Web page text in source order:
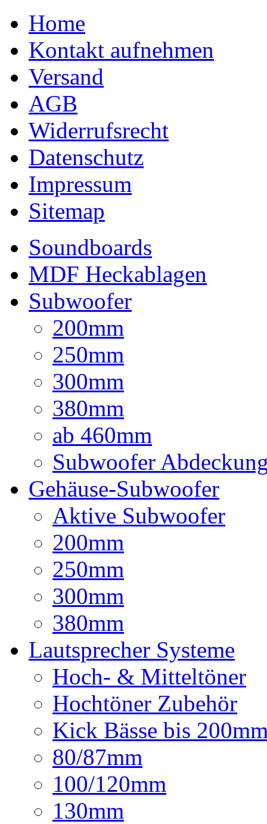
Home
Kontakt aufnehmen
Versand
AGB
Widerrufsrecht
Datenschutz
Impressum
Sitemap
Soundboards
MDF Heckablagen
Subwoofer
200mm
250mm
300mm
380mm
ab 460mm
Subwoofer
Gehäuse-Subwoofer
Aktive Subwoofer
200mm
250mm
300mm
380mm
Lautsprecher Systeme
Hoch- & Mitteltöner
Hochtöner Zubehör
Kick Bässe bis
80/87mm
100/120mm
130mm